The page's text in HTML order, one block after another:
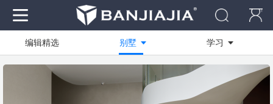
编辑精选 别墅 学习
作品
商业快速
技能方向